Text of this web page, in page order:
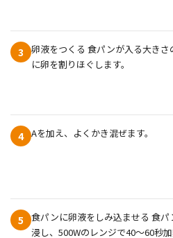
3
卵液をつくる 食パンが入る大きさ
に卵を割りほぐします。
4 Aを加え、よくかき混ぜます。
5
食パンに卵液をしみ込ませる 食
浸し、500Wのレンジで40〜60秒加